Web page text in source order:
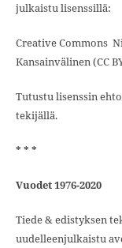
julkaistu lisenssillä:
Creative Commons
Kansainvälinen (CC
Tutustu lisenssin
tekijällä.
* * *
Vuodet 1976-2020
Tiede & edistyksen
uudelleenjulkaistu